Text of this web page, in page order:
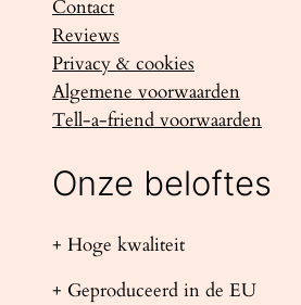
Contact
Reviews
Privacy & cookies
Algemene voorwaarden
Tell-a-friend voorwaarden
Onze beloftes
+ Hoge kwaliteit
+ Geproduceerd in de EU